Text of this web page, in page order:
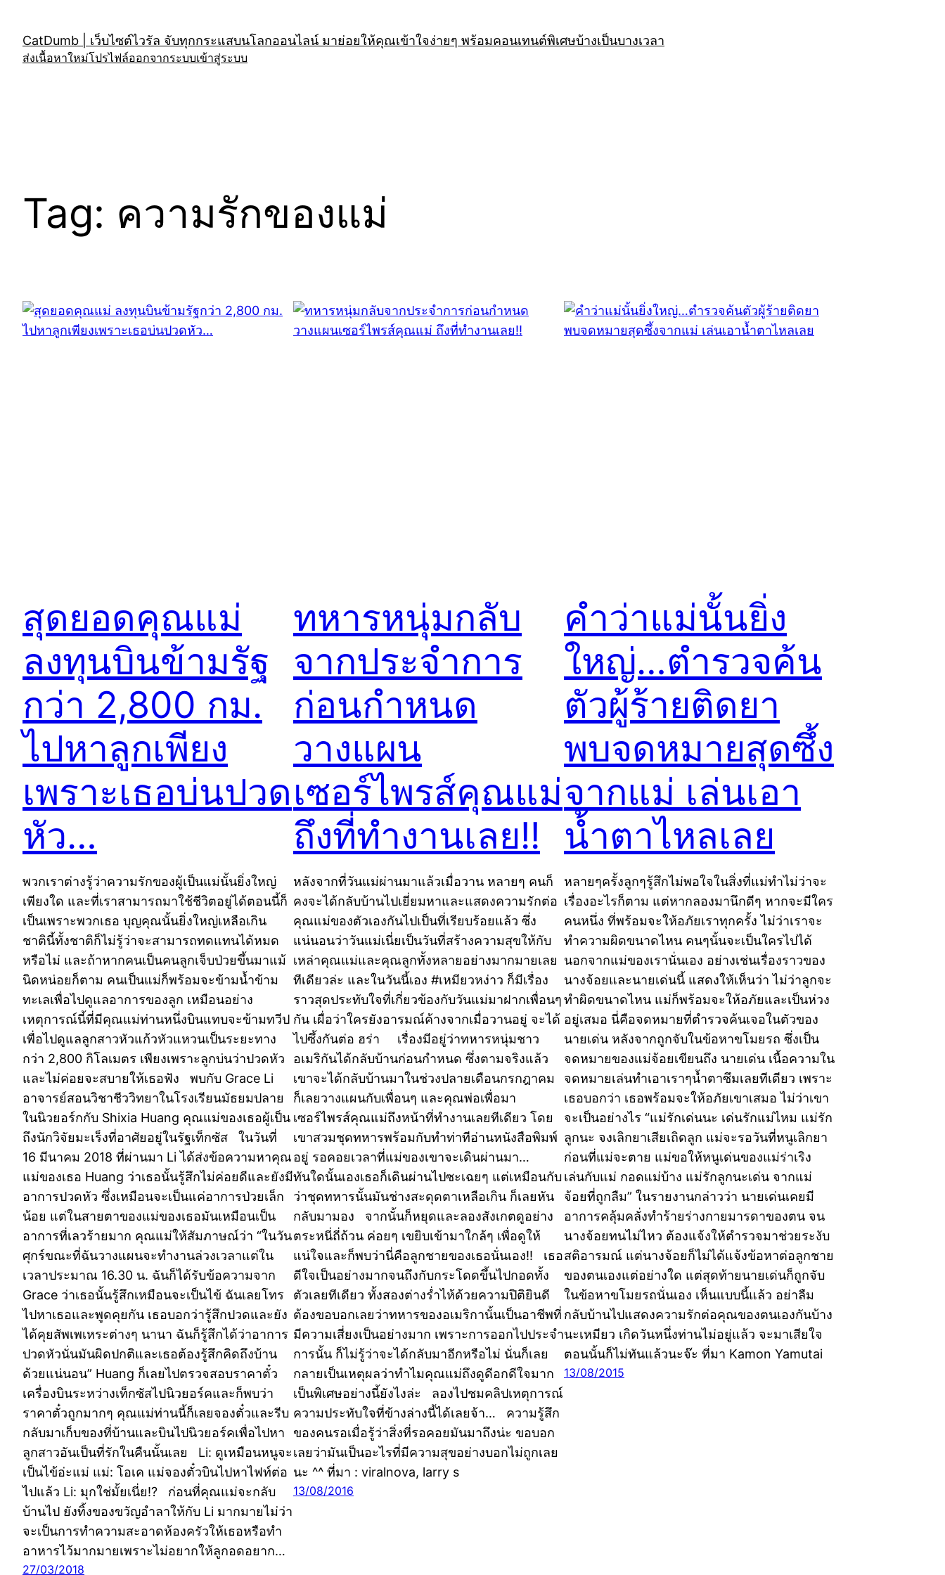
content
CatDumb | เว็บไซต์ไวรัล จับทุกกระแสบนโลกออนไลน์ มาย่อยให้คุณเข้าใจง่ายๆ พร้อมคอนเทนต์พิเศษบ้างเป็นบางเวลา
ส่งเนื้อหาใหม่โปรไฟล์ออกจากระบบเข้าสู่ระบบ
Tag: ความรักของแม่
สุดยอดคุณแม่
ลงทุนบินข้ามรัฐ
กว่า 2,800 กม.
ไปหาลูกเพียง
เพราะเธอบ่นปวด
หัว…
พวกเราต่างรู้ว่าความรักของผู้เป็นแม่นั้นยิ่งใหญ่
เพียงใด และที่เราสามารถมาใช้ชีวิตอยู่ได้ตอนนี้ก็
เป็นเพราะพวกเธอ บุญคุณนั้นยิ่งใหญ่เหลือเกิน
ชาตินี้ทั้งชาติก็ไม่รู้ว่าจะสามารถทดแทนได้หมด
หรือไม่ และถ้าหากคนเป็นคนลูกเจ็บป่วยขึ้นมาแม้
นิดหน่อยก็ตาม คนเป็นแม่ก็พร้อมจะข้ามน้ำข้าม
ทะเลเพื่อไปดูแลอาการของลูก เหมือนอย่าง
เหตุการณ์นี้ที่มีคุณแม่ท่านหนึ่งบินแทบจะข้ามทวีป
เพื่อไปดูแลลูกสาวหัวแก้วหัวแหวนเป็นระยะทาง
กว่า 2,800 กิโลเมตร เพียงเพราะลูกบ่นว่าปวดหัว
และไม่ค่อยจะสบายให้เธอฟัง พบกับ Grace Li
อาจารย์สอนวิชาชีววิทยาในโรงเรียนมัธยมปลาย
ในนิวยอร์กกับ Shixia Huang คุณแม่ของเธอผู้เป็น
ถึงนักวิจัยมะเร็งที่อาศัยอยู่ในรัฐเท็กซัส ในวันที่
16 มีนาคม 2018 ที่ผ่านมา Li ได้ส่งข้อความหาคุณ
แม่ของเธอ Huang ว่าเธอนั้นรู้สึกไม่ค่อยดีและยังมี
อาการปวดหัว ซึ่งเหมือนจะเป็นแค่อาการป่วยเล็ก
น้อย แต่ในสายตาของแม่ของเธอมันเหมือนเป็น
อาการที่เลวร้ายมาก คุณแม่ให้สัมภาษณ์ว่า “ในวัน
ศุกร์ขณะที่ฉันวางแผนจะทำงานล่วงเวลาแต่ใน
เวลาประมาณ 16.30 น. ฉันก็ได้รับข้อความจาก
Grace ว่าเธอนั้นรู้สึกเหมือนจะเป็นไข้ ฉันเลยโทร
ไปหาเธอและพูดคุยกัน เธอบอกว่ารู้สึกปวดและยัง
ได้คุยสัพเพเหระต่างๆ นานา ฉันก็รู้สึกได้ว่าอาการ
ปวดหัวนั่นมันผิดปกติและเธอต้องรู้สึกคิดถึงบ้าน
ด้วยแน่นอน” Huang ก็เลยไปตรวจสอบราคาตั๋ว
เครื่องบินระหว่างเท็กซัสไปนิวยอร์คและก็พบว่า
ราคาตั๋วถูกมากๆ คุณแม่ท่านนี้ก็เลยจองตั๋วและรีบ
กลับมาเก็บของที่บ้านและบินไปนิวยอร์คเพื่อไปหา
ลูกสาวอันเป็นที่รักในคืนนั้นเลย Li: ดูเหมือนหนูจะ
เป็นไข้อ่ะแม่ แม่: โอเค แม่จองตั๋วบินไปหาไฟท์ต่อ
ไปแล้ว Li: มุกใช่มั้ยเนี่ย!? ก่อนที่คุณแม่จะกลับ
บ้านไป ยังทิ้งของขวัญอำลาให้กับ Li มากมายไม่ว่า
จะเป็นการทำความสะอาดห้องครัวให้เธอหรือทำ
อาหารไว้มากมายเพราะไม่อยากให้ลูกอดอยาก…
27/03/2018
ทหารหนุ่มกลับ
จากประจำการ
ก่อนกำหนด
วางแผน
เซอร์ไพรส์คุณแม่
ถึงที่ทำงานเลย!!
หลังจากที่วันแม่ผ่านมาแล้วเมื่อวาน หลายๆ คนก็
คงจะได้กลับบ้านไปเยี่ยมหาและแสดงความรักต่อ
คุณแม่ของตัวเองกันไปเป็นที่เรียบร้อยแล้ว ซึ่ง
แน่นอนว่าวันแม่เนี่ยเป็นวันที่สร้างความสุขให้กับ
เหล่าคุณแม่และคุณลูกทั้งหลายอย่างมากมายเลย
ทีเดียวล่ะ และในวันนี้เอง #เหมียวหง่าว ก็มีเรื่อง
ราวสุดประทับใจที่เกี่ยวข้องกับวันแม่มาฝากเพื่อนๆ
กัน เผื่อว่าใครยังอารมณ์ค้างจากเมื่อวานอยู่ จะได้
ไปซึ้งกันต่อ ฮร่า เรื่องมีอยู่ว่าทหารหนุ่มชาว
อเมริกันได้กลับบ้านก่อนกำหนด ซึ่งตามจริงแล้ว
เขาจะได้กลับบ้านมาในช่วงปลายเดือนกรกฎาคม
ก็เลยวางแผนกับเพื่อนๆ และคุณพ่อเพื่อมา
เซอร์ไพรส์คุณแม่ถึงหน้าที่ทำงานเลยทีเดียว โดย
เขาสวมชุดทหารพร้อมกับทำท่าทีอ่านหนังสือพิมพ์
อยู่ รอคอยเวลาที่แม่ของเขาจะเดินผ่านมา…
ทันใดนั้นเองเธอก็เดินผ่านไปซะเฉยๆ แต่เหมือนกับ
ว่าชุดทหารนั้นมันช่างสะดุดตาเหลือเกิน ก็เลยหัน
กลับมามอง จากนั้นก็หยุดและลองสังเกตดูอย่าง
ตระหนี่ถี่ถ้วน ค่อยๆ เขยิบเข้ามาใกล้ๆ เพื่อดูให้
แน่ใจและก็พบว่านี่คือลูกชายของเธอนั่นเอง!! เธอ
ดีใจเป็นอย่างมากจนถึงกับกระโดดขึ้นไปกอดทั้ง
ตัวเลยทีเดียว ทั้งสองต่างร่ำไห้ด้วยความปิติยินดี
ต้องขอบอกเลยว่าทหารของอเมริกานั้นเป็นอาชีพที่
มีความเสี่ยงเป็นอย่างมาก เพราะการออกไปประจำ
การนั้น ก็ไม่รู้ว่าจะได้กลับมาอีกหรือไม่ นั่นก็เลย
กลายเป็นเหตุผลว่าทำไมคุณแม่ถึงดูดีอกดีใจมาก
เป็นพิเศษอย่างนี้ยังไงล่ะ ลองไปชมคลิปเหตุการณ์
ความประทับใจที่ข้างล่างนี้ได้เลยจ้า… ความรู้สึก
ของคนรอเมื่อรู้ว่าสิ่งที่รอคอยมันมาถึงน่ะ ขอบอก
เลยว่ามันเป็นอะไรที่มีความสุขอย่างบอกไม่ถูกเลย
นะ ^^ ที่มา : viralnova, larry s
13/08/2016
คำว่าแม่นั้นยิ่ง
ใหญ่…ตำรวจค้น
ตัวผู้ร้ายติดยา
พบจดหมายสุดซึ้ง
จากแม่ เล่นเอา
น้ำตาไหลเลย
หลายๆครั้งลูกๆรู้สึกไม่พอใจในสิ่งที่แม่ทำไม่ว่าจะ
เรื่องอะไรก็ตาม แต่หากลองมานึกดีๆ หากจะมีใคร
คนหนึ่ง ที่พร้อมจะให้อภัยเราทุกครั้ง ไม่ว่าเราจะ
ทำความผิดขนาดไหน คนๆนั้นจะเป็นใครไปได้
นอกจากแม่ของเรานั่นเอง อย่างเช่นเรื่องราวของ
นางจ้อยและนายเด่นนี้ แสดงให้เห็นว่า ไม่ว่าลูกจะ
ทำผิดขนาดไหน แม่ก็พร้อมจะให้อภัยและเป็นห่วง
อยู่เสมอ นี่คือจดหมายที่ตำรวจค้นเจอในตัวของ
นายเด่น หลังจากถูกจับในข้อหาขโมยรถ ซึ่งเป็น
จดหมายของแม่จ้อยเขียนถึง นายเด่น เนื้อความใน
จดหมายเล่นทำเอาเราๆน้ำตาซึมเลยทีเดียว เพราะ
เธอบอกว่า เธอพร้อมจะให้อภัยเขาเสมอ ไม่ว่าเขา
จะเป็นอย่างไร “แม่รักเด่นนะ เด่นรักแม่ไหม แม่รัก
ลูกนะ จงเลิกยาเสียเถิดลูก แม่จะรอวันที่หนูเลิกยา
ก่อนที่แม่จะตาย แม่ขอให้หนูเด่นของแม่ร่าเริง
เล่นกับแม่ กอดแม่บ้าง แม่รักลูกนะเด่น จากแม่
จ้อยที่ถูกลืม” ในรายงานกล่าวว่า นายเด่นเคยมี
อาการคลุ้มคลั่งทำร้ายร่างกายมารดาของตน จน
นางจ้อยทนไม่ไหว ต้องแจ้งให้ตำรวจมาช่วยระงับ
สติอารมณ์ แต่นางจ้อยก็ไม่ได้แจ้งข้อหาต่อลูกชาย
ของตนเองแต่อย่างใด แต่สุดท้ายนายเด่นก็ถูกจับ
ในข้อหาขโมยรถนั่นเอง เห็นแบบนี้แล้ว อย่าลืม
กลับบ้านไปแสดงความรักต่อคุณของตนเองกันบ้าง
นะเหมียว เกิดวันหนึ่งท่านไม่อยู่แล้ว จะมาเสียใจ
ตอนนั้นก็ไม่ทันแล้วนะจ๊ะ ที่มา Kamon Yamutai‎
13/08/2015